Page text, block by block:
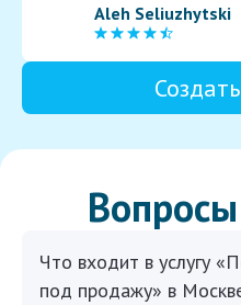
Aleh Seliuzhytski
Что входит в услугу
под продажу» в